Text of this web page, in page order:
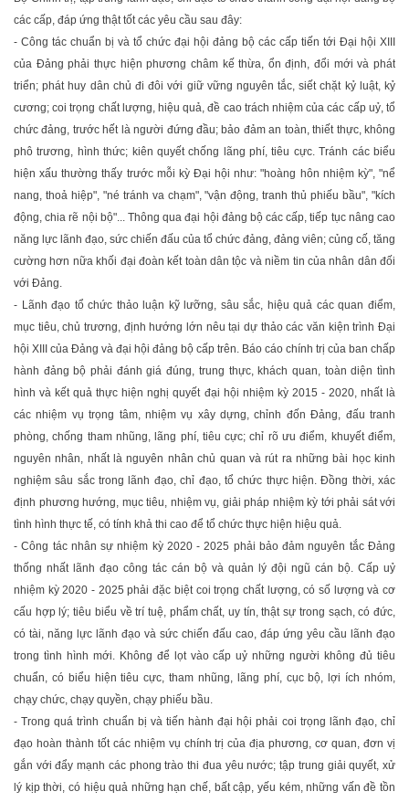
các cấp, đáp ứng thật tốt các yêu cầu sau đây:
- Công tác chuẩn bị và tổ chức đại hội đảng bộ các cấp tiến tới Đại hội XIII
của Đảng phải thực hiện phương châm kế thừa, ổn định, đổi mới và phát
triển; phát huy dân chủ đi đôi với giữ vững nguyên tắc, siết chặt kỷ luật, kỷ
cương; coi trọng chất lượng, hiệu quả, đề cao trách nhiệm của các cấp uỷ, tổ
chức đảng, trước hết là người đứng đầu; bảo đảm an toàn, thiết thực, không
phô trương, hình thức; kiên quyết chống lãng phí, tiêu cực. Tránh các biểu
hiện xấu thường thấy trước mỗi kỳ Đại hội như: "hoàng hôn nhiệm kỳ", "nể
nang, thoả hiệp", "né tránh va chạm", "vận động, tranh thủ phiếu bầu", "kích
động, chia rẽ nội bộ"... Thông qua đại hội đảng bộ các cấp, tiếp tục nâng cao
năng lực lãnh đạo, sức chiến đấu của tổ chức đảng, đảng viên; củng cố, tăng
cường hơn nữa khối đại đoàn kết toàn dân tộc và niềm tin của nhân dân đối
với Đảng.
- Lãnh đạo tổ chức thảo luận kỹ lưỡng, sâu sắc, hiệu quả các quan điểm,
mục tiêu, chủ trương, định hướng lớn nêu tại dự thảo các văn kiện trình Đại
hội XIII của Đảng và đại hội đảng bộ cấp trên. Báo cáo chính trị của ban chấp
hành đảng bộ phải đánh giá đúng, trung thực, khách quan, toàn diện tình
hình và kết quả thực hiện nghị quyết đại hội nhiệm kỳ 2015 - 2020, nhất là
các nhiệm vụ trọng tâm, nhiệm vụ xây dựng, chỉnh đốn Đảng, đấu tranh
phòng, chống tham nhũng, lãng phí, tiêu cực; chỉ rõ ưu điểm, khuyết điểm,
nguyên nhân, nhất là nguyên nhân chủ quan và rút ra những bài học kinh
nghiệm sâu sắc trong lãnh đạo, chỉ đạo, tổ chức thực hiện. Đồng thời, xác
định phương hướng, mục tiêu, nhiệm vụ, giải pháp nhiệm kỳ tới phải sát với
tình hình thực tế, có tính khả thi cao để tổ chức thực hiện hiệu quả.
- Công tác nhân sự nhiệm kỳ 2020 - 2025 phải bảo đảm nguyên tắc Đảng
thống nhất lãnh đạo công tác cán bộ và quản lý đội ngũ cán bộ. Cấp uỷ
nhiệm kỳ 2020 - 2025 phải đặc biệt coi trọng chất lượng, có số lượng và cơ
cấu hợp lý; tiêu biểu về trí tuệ, phẩm chất, uy tín, thật sự trong sạch, có đức,
có tài, năng lực lãnh đạo và sức chiến đấu cao, đáp ứng yêu cầu lãnh đạo
trong tình hình mới. Không để lọt vào cấp uỷ những người không đủ tiêu
chuẩn, có biểu hiện tiêu cực, tham nhũng, lãng phí, cục bộ, lợi ích nhóm,
chạy chức, chạy quyền, chạy phiếu bầu.
- Trong quá trình chuẩn bị và tiến hành đại hội phải coi trọng lãnh đạo, chỉ
đạo hoàn thành tốt các nhiệm vụ chính trị của địa phương, cơ quan, đơn vị
gắn với đẩy mạnh các phong trào thi đua yêu nước; tập trung giải quyết, xử
lý kịp thời, có hiệu quả những hạn chế, bất cập, yếu kém, những vấn đề tồn